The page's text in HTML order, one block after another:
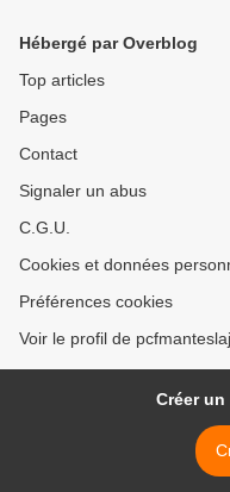
Hébergé par Overblog
Top articles
Pages
Contact
Signaler un abus
C.G.U.
Cookies et données
Préférences cookies
Voir le profil de
Créer